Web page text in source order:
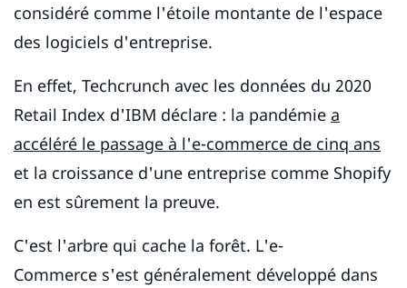
considéré comme l'étoile montante de l'espace
des logiciels d'entreprise.
En effet, Techcrunch avec les données du 2020
Retail Index d'IBM déclare : la pandémie a
accéléré le passage à l'e-commerce de cinq ans
et la croissance d'une entreprise comme Shopify
en est sûrement la preuve.
C'est l'arbre qui cache la forêt. L'e-
Commerce s'est généralement développé dans